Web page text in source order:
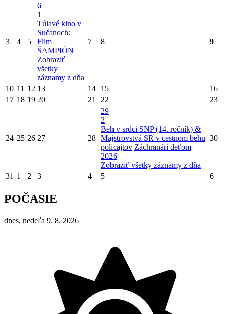
3 4 5
6
1
Túlavé kino v
Sučanoch:
Film
ŠAMPIÓN
Zobraziť
všetky
záznamy z dňa
7 8 9
10 11 12 13 14 15
16
17 18 19 20 21 22 23
24 25 26 27 28
29
2
Beh v srdci SNP (14. ročník) &
Majstrovstvá SR v cestnom behu
policajtov Záchranári deťom
2026
Zobraziť všetky záznamy z dňa
30
31 1 2 3 4 5 6
POČASIE
dnes, nedeľa 9. 8. 2026